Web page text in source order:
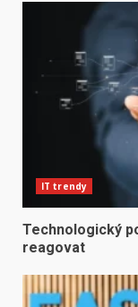
IT trendy
Technologický
reagovat